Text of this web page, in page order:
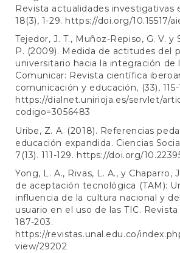
Revista actualidades investigativas
18(3), 1-29. https://doi.org/10.15517/
Tejedor, J. T., Muñoz-Repiso, G. V. y
P. (2009). Medida de actitudes del
universitario hacia la integración de
Comunicar: Revista científica
comunicación y educación, (33), 115-
https://dialnet.unirioja.es/servlet/
codigo=3056483
Uribe, Z. A. (2018). Referencias
educación expandida. Ciencias
7(13). 111-129. https://doi.org/
Yong, L. A., Rivas, L. A., y Chaparro,
de aceptación tecnológica (TAM):
influencia de la cultura nacional y
usuario en el uso de las TIC.
187-203.
https://revistas.unal.edu.co/
view/29202